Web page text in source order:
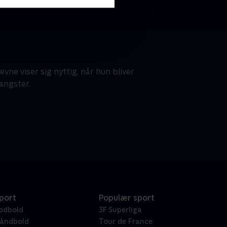
viser sig nyttig, når hun bliver
Populær sport
3F Superliga
Tour de France